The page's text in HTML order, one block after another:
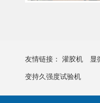
友情链接： 灌胶机 显
变持久强度试验机